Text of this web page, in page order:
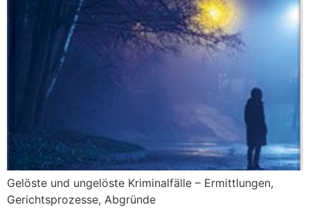
Gelöste und ungelöste Kriminalfälle – Ermittlungen,
Gerichtsprozesse, Abgründe